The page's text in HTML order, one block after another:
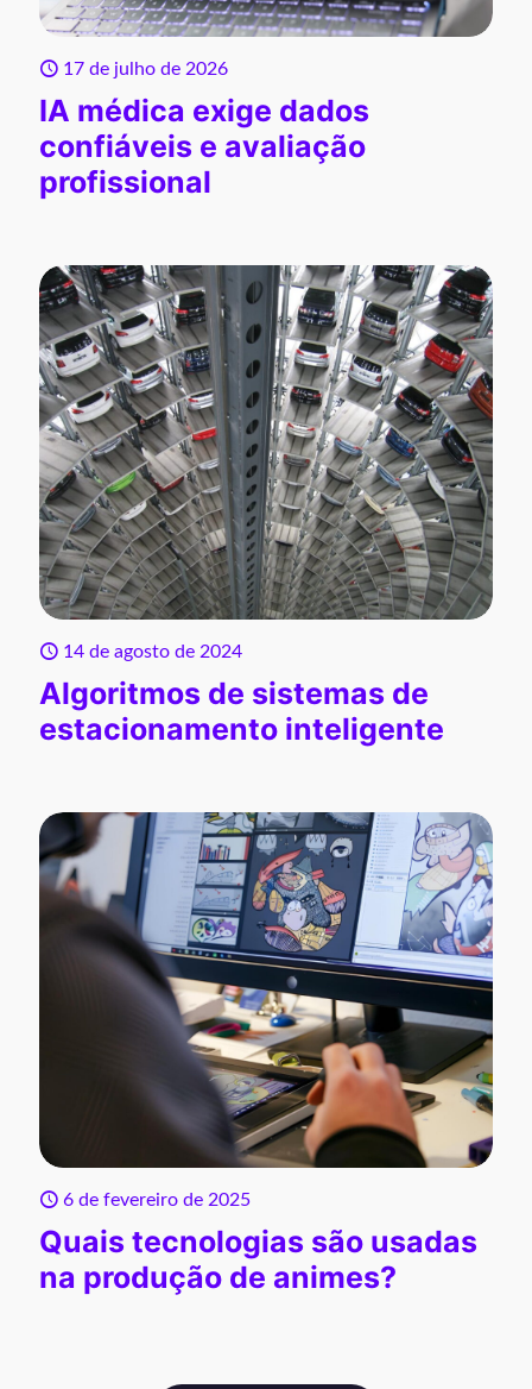
17 de julho de 2026
IA médica exige dados
confiáveis e avaliação
profissional
14 de agosto de 2024
Algoritmos de sistemas de
estacionamento inteligente
6 de fevereiro de 2025
Quais tecnologias são usadas
na produção de animes?